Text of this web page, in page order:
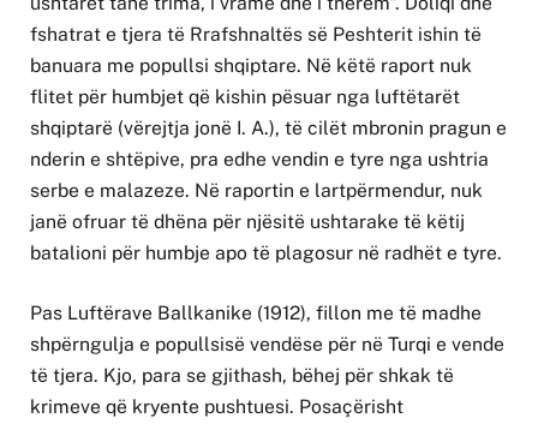
fshatrat e tjera të Rrafshnaltës së Peshterit ishin të
banuara me popullsi shqiptare. Në këtë raport nuk
flitet për humbjet që kishin pësuar nga luftëtarët
shqiptarë (vërejtja jonë I. A.), të cilët mbronin pragun e
nderin e shtëpive, pra edhe vendin e tyre nga ushtria
serbe e malazeze. Në raportin e lartpërmendur, nuk
janë ofruar të dhëna për njësitë ushtarake të këtij
batalioni për humbje apo të plagosur në radhët e tyre.
Pas Luftërave Ballkanike (1912), fillon me të madhe
shpërngulja e popullsisë vendëse për në Turqi e vende
të tjera. Kjo, para se gjithash, bëhej për shkak të
krimeve që kryente pushtuesi. Posaçërisht